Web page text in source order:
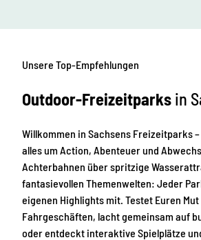
Unsere Top-Empfehlungen
Outdoor-Freizeitparks in
Willkommen in Sachsens Freizeitparks
alles um Action, Abenteuer und
Achterbahnen über spritzige
fantasievollen Themenwelten: Jeder
eigenen Highlights mit. Testet Euren
Fahrgeschäften, lacht gemeinsam auf
oder entdeckt interaktive Spielplätze